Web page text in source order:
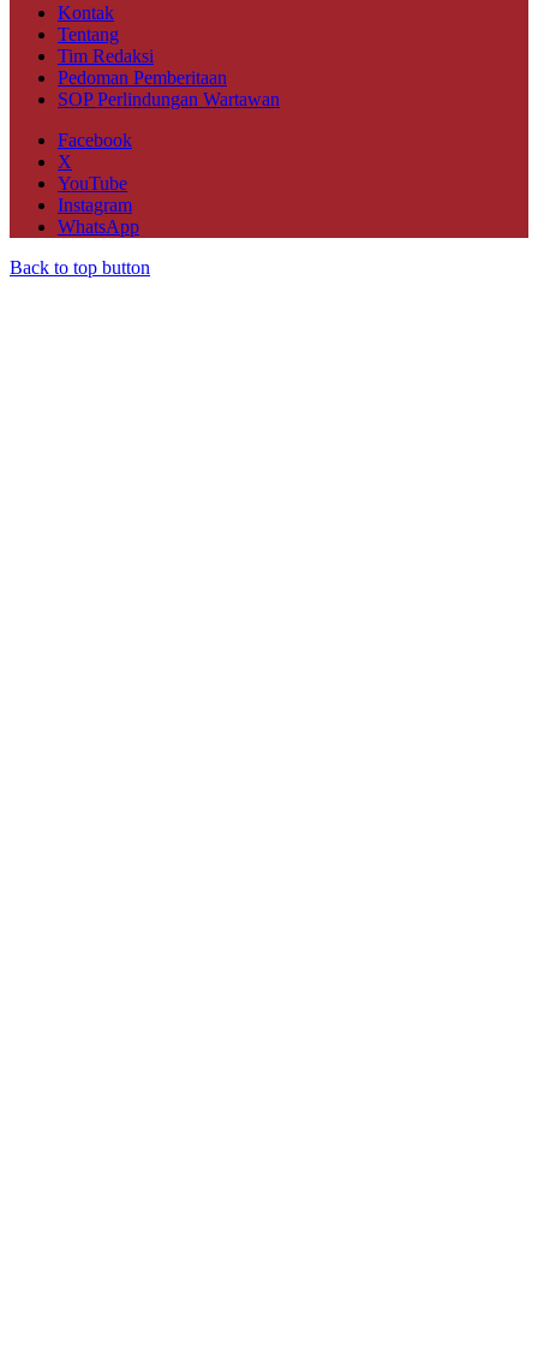
Kontak
Tentang
Tim Redaksi
Pedoman Pemberitaan
SOP Perlindungan Wartawan
Facebook
X
YouTube
Instagram
WhatsApp
Back to top button